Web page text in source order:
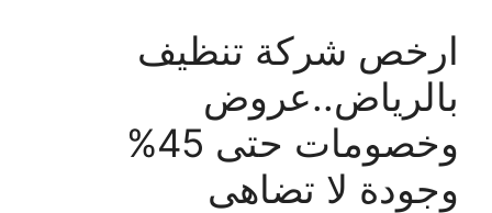
ارخص شركة تنظيف
بالرياض..عروض
وخصومات حتى 45%
وجودة لا تضاهى